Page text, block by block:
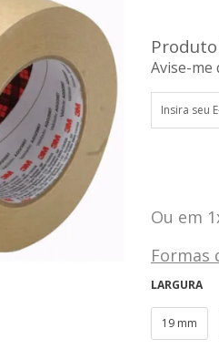
Avise-me
Ou em
Formas
LARGURA
19 mm